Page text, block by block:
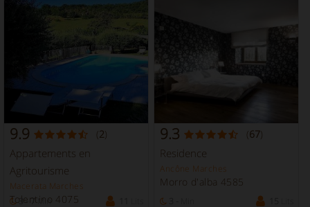
9.9 (2)
Appartements en
Agritourisme
Macerata Marches
Tolentino 4075
3 - 7 Min
9.3 (67)
Residence
Ancône Marches
Morro d'alba 4585